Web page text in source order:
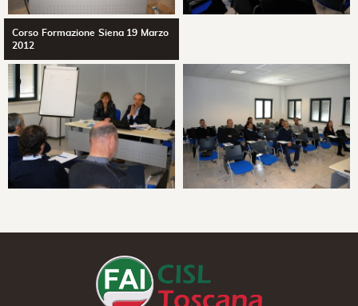
Corso Formazione Siena 19 Marzo
2012